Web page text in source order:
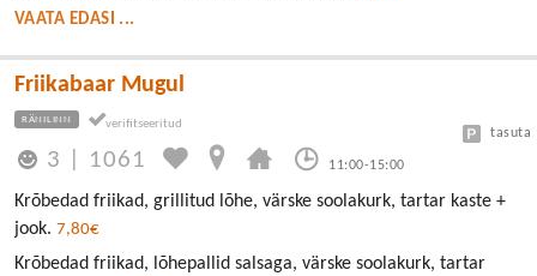
VAATA EDASI ...
Friikabaar Mugul
RÄNILINN
3 1061 11:00-15:00
tasuta
Krõbedad friikad, grillitud lõhe, värske soolakurk, tartar kaste +
jook. 7,80€
Krõbedad friikad, lõhepallid salsaga, värske soolakurk, tartar